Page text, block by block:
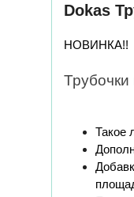
Dokas
НОВИНКА!!
Трубочки
Такое